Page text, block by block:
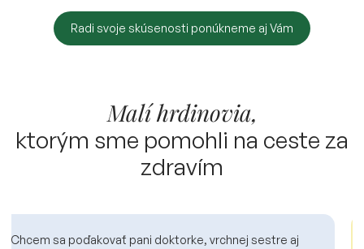
Radi svoje skúsenosti ponúkneme aj Vám
Malí hrdinovia,
ktorým sme pomohli na ceste za
zdravím
Chcem poďakovať personálu hotela, reštaurácie aj